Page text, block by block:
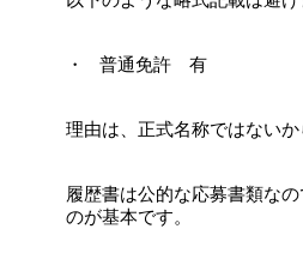
普通免許 有
理由は、正式名称ではないか
履歴書は公的な応募書類な
のが基本です。